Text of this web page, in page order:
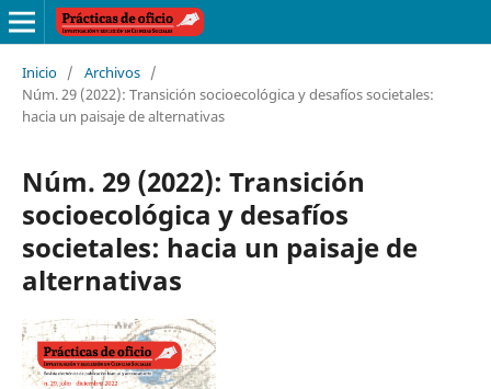
Inicio / Archivos /
Núm. 29 (2022): Transición socioecológica y desafíos societales:
hacia un paisaje de alternativas
Núm. 29 (2022): Transición
socioecológica y desafíos
societales: hacia un paisaje de
alternativas